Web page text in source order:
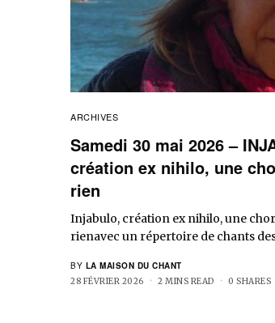
ARCHIVES
Samedi 30 mai 2026 –
création ex nihilo, une
rien
Injabulo, création ex nihilo, une
rienavec un répertoire de chants
BY LA MAISON DU CHANT
28 FÉVRIER 2026 2 MINS READ 0 SHARES